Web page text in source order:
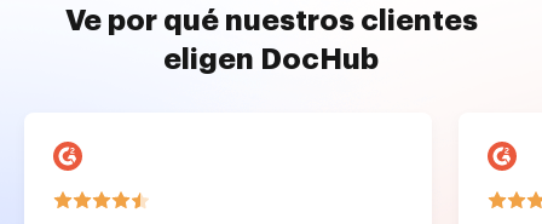
Ve por qué nuestros clientes
eligen DocHub